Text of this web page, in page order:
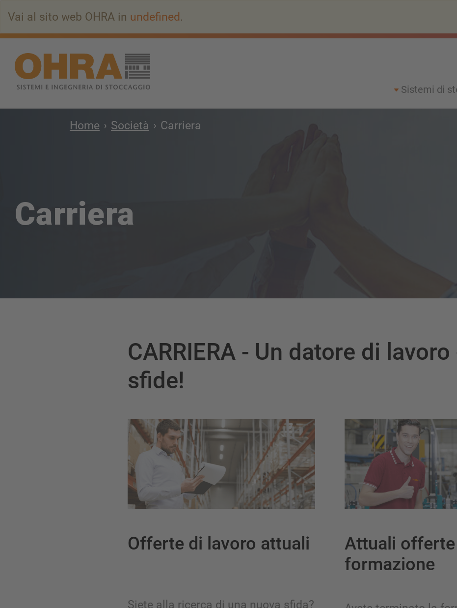
Vai al sito web OHRA in undefined.
Sistemi di
Home Società Carriera
Carriera
CARRIERA - Un datore di
sfide!
Offerte di lavoro attuali
Siete alla ricerca di una nuova sfida?
Attuali
formazione